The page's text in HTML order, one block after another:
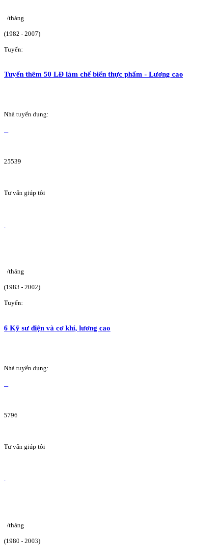
/tháng
(1982 - 2007)
Tuyển:
Tuyển thêm 50 LĐ làm chế biến thực phẩm - Lương cao
Nhà tuyển dụng:
25539
Tư vấn giúp tôi
/tháng
(1983 - 2002)
Tuyển:
6 Kỹ sư điện và cơ khí, lương cao
Nhà tuyển dụng:
5796
Tư vấn giúp tôi
/tháng
(1980 - 2003)